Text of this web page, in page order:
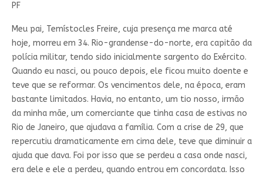
PF
Meu pai, Temístocles Freire, cuja presença me marca até
hoje, morreu em 34. Rio-grandense-do-norte, era capitão da
polícia militar, tendo sido inicialmente sargento do Exército.
Quando eu nasci, ou pouco depois, ele ficou muito doente e
teve que se reformar. Os vencimentos dele, na época, eram
bastante limitados. Havia, no entanto, um tio nosso, irmão
da minha mãe, um comerciante que tinha casa de estivas no
Rio de Janeiro, que ajudava a família. Com a crise de 29, que
repercutiu dramaticamente em cima dele, teve que diminuir a
ajuda que dava. Foi por isso que se perdeu a casa onde nasci,
era dele e ele a perdeu, quando entrou em concordata. Isso